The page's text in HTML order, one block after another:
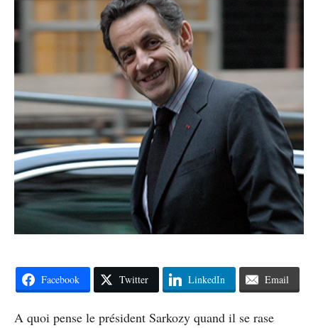
Facebook Twitter LinkedIn Email
A quoi pense le président Sarkozy quand il se rase